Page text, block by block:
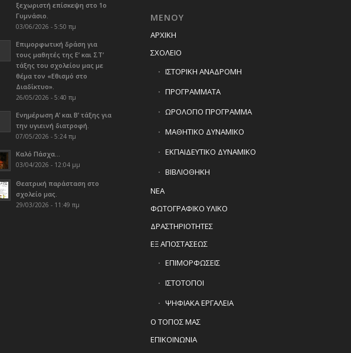
ξεχωριστή επίσκεψη στο 1ο
Γυμνάσιο.
03/06/2026 - 5:50 πμ
Επιμορφωτική δράση για
τους μαθητές της Ε’ και ΣΤ’
τάξης του σχολείου μας με
θέμα τον «Εθισμό στο
Διαδίκτυο».
26/05/2026 - 5:40 πμ
Ενημέρωση Α’ και Β’ τάξης για
την υγιεινή διατροφή.
07/05/2026 - 5:24 πμ
Καλό Πάσχα…
03/04/2026 - 12:04 μμ
Θεατρική παράσταση στο
σχολείο μας.
29/03/2026 - 11:49 πμ
ΜΕΝΟΥ
ΑΡΧΙΚΗ
ΣΧΟΛΕΙΟ
ΙΣΤΟΡΙΚΗ ΑΝΑΔΡΟΜΗ
ΠΡΟΓΡΑΜΜΑΤΑ
ΩΡΟΛΟΓΙΟ ΠΡΟΓΡΑΜΜΑ
ΜΑΘΗΤΙΚΟ ΔΥΝΑΜΙΚΟ
ΕΚΠΑΙΔΕΥΤΙΚΟ ΔΥΝΑΜΙΚΟ
ΒΙΒΛΙΟΘΗΚΗ
ΝΕΑ
ΦΩΤΟΓΡΑΦΙΚΟ ΥΛΙΚΟ
ΔΡΑΣΤΗΡΙΟΤΗΤΕΣ
ΕΞ ΑΠΟΣΤΑΣΕΩΣ
ΕΠΙΜΟΡΦΩΣΕΙΣ
ΙΣΤΟΤΟΠΟΙ
ΨΗΦΙΑΚΑ ΕΡΓΑΛΕΙΑ
Ο ΤΟΠΟΣ ΜΑΣ
ΕΠΙΚΟΙΝΩΝΙΑ